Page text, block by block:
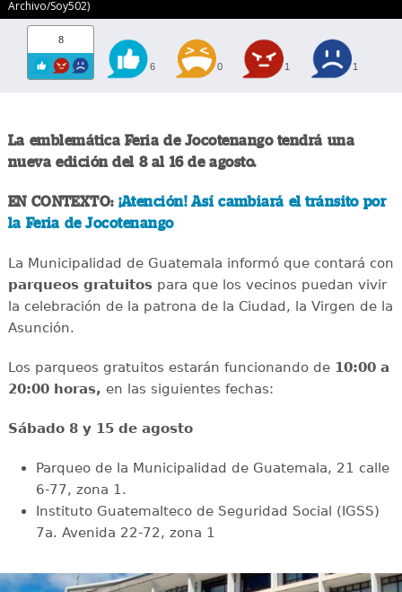
Archivo/Soy502)
8
6 0 1 1
La emblemática Feria de Jocotenango tendrá una
nueva edición del 8 al 16 de agosto.
EN CONTEXTO:¡Atención! Así cambiará el tránsito por
la Feria de Jocotenango
La Municipalidad de Guatemala informó que contará con
parqueos gratuitospara que los vecinos puedan vivir
la celebración de la patrona de la Ciudad, la Virgen de la
Asunción.
Los parqueos gratuitos estarán funcionando de 10:00 a
20:00 horas, en las siguientes fechas:
Sábado 8 y 15 de agosto
Parqueo de la Municipalidad de Guatemala, 21 calle
6-77, zona 1.
Instituto Guatemalteco de Seguridad Social (IGSS)
7a. Avenida 22-72, zona 1